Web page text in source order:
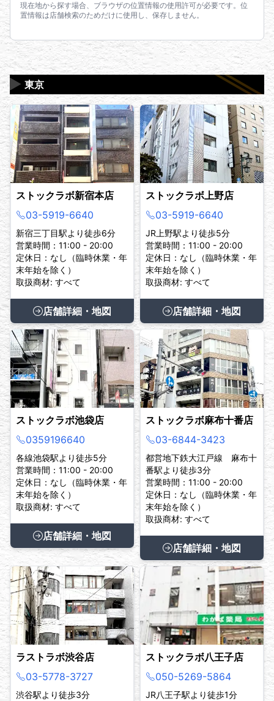
現在地から探す場合、ブラウザの位置情報の使用許可が必要です。位
置情報は店舗検索のためだけに使用し、保存しません。
東京
▶
ストックラボ新宿本店
03-5919-6640
新宿三丁目駅より徒歩6分
営業時間：11:00 - 20:00
定休日：なし（臨時休業・年
末年始を除く）
取扱商材: すべて
店舗詳細・地図
ストックラボ上野店
03-5919-6640
JR上野駅より徒歩5分
営業時間：11:00 - 20:00
定休日：なし（臨時休業・年
末年始を除く）
取扱商材: すべて
店舗詳細・地図
ストックラボ池袋店
0359196640
各線池袋駅より徒歩5分
営業時間：11:00 - 20:00
定休日：なし（臨時休業・年
末年始を除く）
取扱商材: すべて
店舗詳細・地図
ストックラボ麻布十番店
03-6844-3423
都営地下鉄大江戸線 麻布十
番駅より徒歩3分
営業時間：11:00 - 20:00
定休日：なし（臨時休業・年
末年始を除く）
取扱商材: すべて
店舗詳細・地図
ラストラボ渋谷店
03-5778-3727
渋谷駅より徒歩3分
ストックラボ八王子店
050-5269-5864
JR八王子駅より徒歩1分